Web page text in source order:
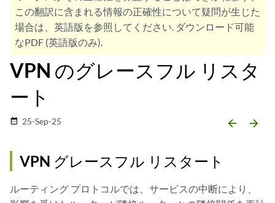
この翻訳に含まれる情報の正確性について疑問が生じた
場合は、英語版を参照してください. ダウンロード可能
なPDF (英語版のみ).
VPN のグレースフル リスタ
ート
date_range 25-Sep-25 arrow_backward arrow_forward
VPN グレースフル リスタート
ルーティング プロトコルでは、サービスの中断により、